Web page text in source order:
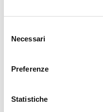
delNecessari
Preferenze
Statistiche
l’église, a été